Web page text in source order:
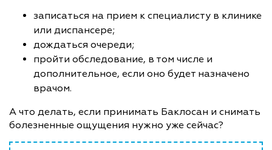
записаться на прием к специалисту в клинике
или диспансере;
дождаться очереди;
пройти обследование, в том числе и
дополнительное, если оно будет назначено
врачом.
А что делать, если принимать Баклосан и снимать
болезненные ощущения нужно уже сейчас?